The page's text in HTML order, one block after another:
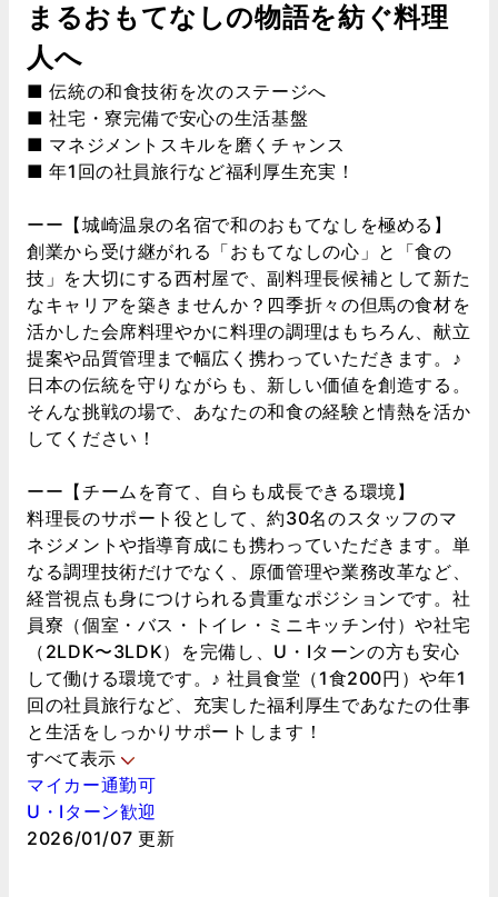
まるおもてなしの物語を紡ぐ料理
人へ
■ 伝統の和食技術を次のステージへ
■ 社宅・寮完備で安心の生活基盤
■ マネジメントスキルを磨くチャンス
■ 年1回の社員旅行など福利厚生充実！
ーー【城崎温泉の名宿で和のおもてなしを極める】
創業から受け継がれる「おもてなしの心」と「食の
技」を大切にする西村屋で、副料理長候補として新た
なキャリアを築きませんか？四季折々の但馬の食材を
活かした会席料理やかに料理の調理はもちろん、献立
提案や品質管理まで幅広く携わっていただきます。♪
日本の伝統を守りながらも、新しい価値を創造する。
そんな挑戦の場で、あなたの和食の経験と情熱を活か
してください！
ーー【チームを育て、自らも成長できる環境】
料理長のサポート役として、約30名のスタッフのマ
ネジメントや指導育成にも携わっていただきます。単
なる調理技術だけでなく、原価管理や業務改革など、
経営視点も身につけられる貴重なポジションです。社
員寮（個室・バス・トイレ・ミニキッチン付）や社宅
（2LDK〜3LDK）を完備し、U・Iターンの方も安心
して働ける環境です。♪ 社員食堂（1食200円）や年1
回の社員旅行など、充実した福利厚生であなたの仕事
と生活をしっかりサポートします！
すべて表示
マイカー通勤可
U・Iターン歓迎
2026/01/07 更新